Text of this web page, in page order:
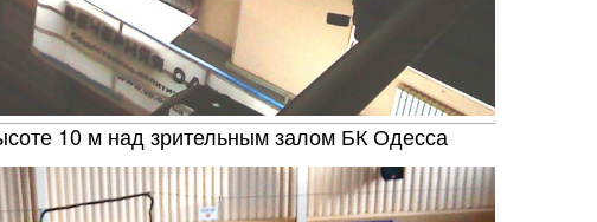
10 м над зрительным залом БК Одесса